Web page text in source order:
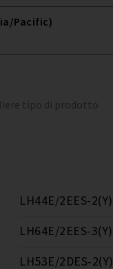
Pacific)
tipo di prodotto
LH44E/2EES-2(Y)
LH64E/2EES-3(Y)
LH53E/2DES-2(Y)